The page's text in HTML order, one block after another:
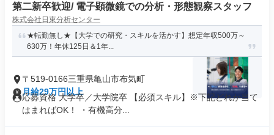
第二新卒歓迎/ 電子顕微鏡での分析・形態観察スタッフ
株式会社日東分析センター
★転勤無し★【大学での研究・スキルを活かす】想定年収500万～
630万！年休125日＆1年...
〒519-0166三重県亀山市布気町
月給29万円以上
応募資格 大学卒／大学院卒 【必須スキル】※下記どれか当て
はまればOK！ ・有機高分...